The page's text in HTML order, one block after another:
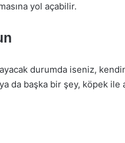
yol açabilir.
durumda iseniz,
da başka bir şey, köpek ile